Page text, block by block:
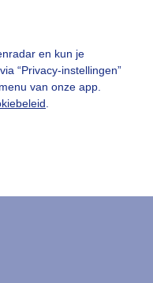
en kun je
“Privacy-instellingen”
van onze app.
weer